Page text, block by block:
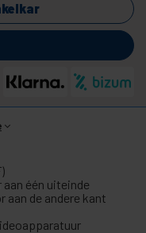
één uiteinde
de andere kant